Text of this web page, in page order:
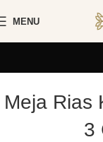
MENU
Meja Rias
3